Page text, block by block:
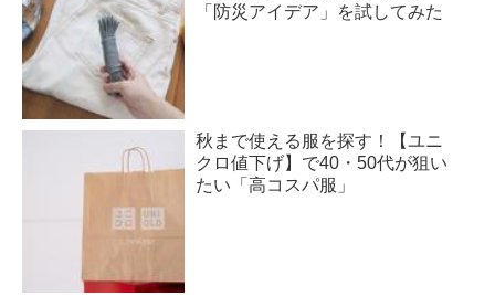
「防災アイデア」を試してみた
秋まで使える服を探す！【ユニ
クロ値下げ】で40・50代が狙い
たい「高コスパ服」